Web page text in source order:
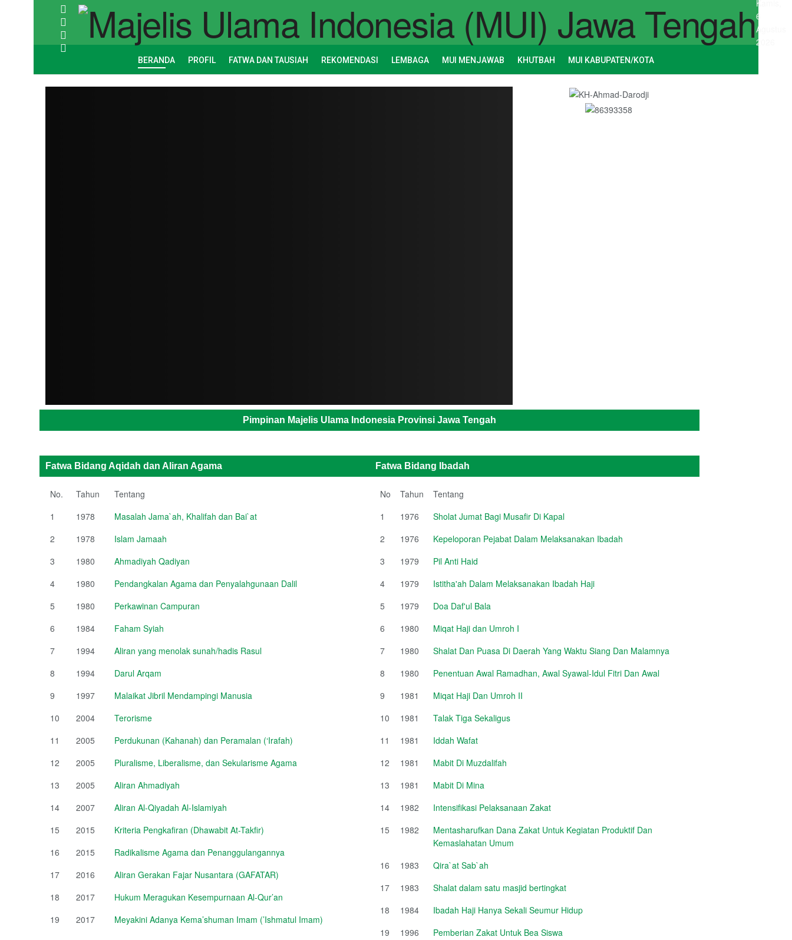
Kamis,
6
Agustus
2026
BERANDA PROFIL FATWA DAN TAUSIAH REKOMENDASI LEMBAGA MUI MENJAWAB KHUTBAH MUI KABUPATEN/KOTA
Pimpinan Majelis Ulama Indonesia Provinsi Jawa Tengah
Fatwa Bidang Aqidah dan Aliran Agama Fatwa Bidang Ibadah
No. Tahun
Tentang
1
1978
Masalah Jama`ah, Khalifah dan Bai`at
2
1978
Islam Jamaah
3
1980
Ahmadiyah Qadiyan
4
1980
Pendangkalan Agama dan Penyalahgunaan Dalil
5
1980
Perkawinan Campuran
6
1984
Faham Syiah
7
1994
Aliran yang menolak sunah/hadis Rasul
8
1994
Darul Arqam
9
1997
Malaikat Jibril Mendampingi Manusia
10
2004
Terorisme
11
2005
Perdukunan (Kahanah) dan Peramalan (‘Irafah)
12
2005
Pluralisme, Liberalisme, dan Sekularisme Agama
13
2005
Aliran Ahmadiyah
14
2007
Aliran Al-Qiyadah Al-Islamiyah
15
2015
Kriteria Pengkafiran (Dhawabit At-Takfir)
16
2015
Radikalisme Agama dan Penanggulangannya
17
2016
Aliran Gerakan Fajar Nusantara (GAFATAR)
18
2017
Hukum Meragukan Kesempurnaan Al-Qur’an
19
2017 Meyakini Adanya Kema’shuman Imam (’Ishmatul Imam)
No Tahun
Tentang
1
1976
Sholat Jumat Bagi Musafir Di Kapal
2
1976
Kepeloporan Pejabat Dalam Melaksanakan Ibadah
3
1979
Pil Anti Haid
4
1979
Istitha'ah Dalam Melaksanakan Ibadah Haji
5
1979
Doa Daf'ul Bala
6
1980
Miqat Haji dan Umroh I
7
1980
Shalat Dan Puasa Di Daerah Yang Waktu Siang Dan Malamnya
8
1980
Penentuan Awal Ramadhan, Awal Syawal-Idul Fitri Dan Awal
9
1981
Miqat Haji Dan Umroh II
10
1981
Talak Tiga Sekaligus
11
1981
Iddah Wafat
12
1981
Mabit Di Muzdalifah
13
1981
Mabit Di Mina
14
1982
Intensifikasi Pelaksanaan Zakat
15
1982
Mentasharufkan Dana Zakat Untuk Kegiatan Produktif Dan
Kemaslahatan Umum
16
1983
Qira`at Sab`ah
17
1983
Shalat dalam satu masjid bertingkat
18
1984
Ibadah Haji Hanya Sekali Seumur Hidup
19
1996
Pemberian Zakat Untuk Bea Siswa